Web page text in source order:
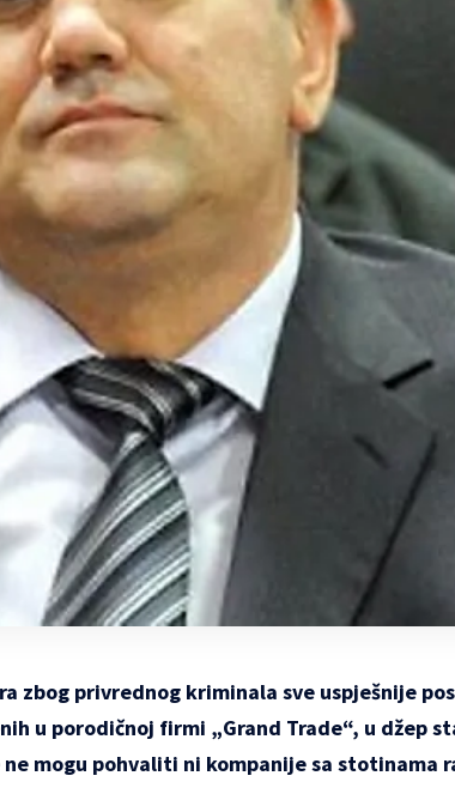
zbog privrednog kriminala sve uspješnije
u porodičnoj firmi „Grand Trade“, u džep
mogu pohvaliti ni kompanije sa stotinama